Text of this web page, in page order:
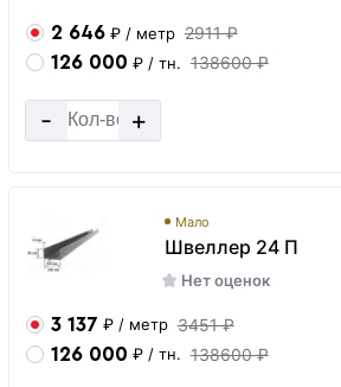
2 646 ₽ / метр 2911 ₽
126 000 ₽ / тн. 138600 ₽
- +
Мало
Швеллер 24 П
Нет оценок
3 137 ₽ / метр 3451 ₽
126 000 ₽ / тн. 138600 ₽